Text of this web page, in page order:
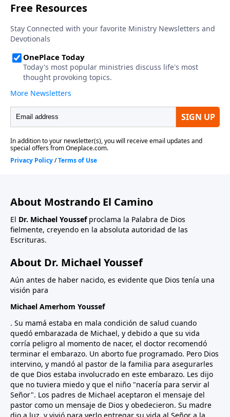
About Mostrando El Camino
El Dr. Michael Youssef proclama la Palabra de Dios
fielmente, creyendo en la absoluta autoridad de las
Escrituras.
About Dr. Michael Youssef
Aún antes de haber nacido, es evidente que Dios tenía una
visión para
Michael Amerhom Youssef
. Su mamá estaba en mala condición de salud cuando
quedó embarazada de Michael, y debido a que su vida
corría peligro al momento de nacer, el doctor recomendó
terminar el embarazo. Un aborto fue programado. Pero Dios
intervino, y mandó al pastor de la familia para asegurarles
de que Dios estaba involucrado en este embarazo. Les dijo
que no tuviera miedo y que el niño "nacería para servir al
Señor". Los padres de Michael aceptaron el mensaje del
pastor como un mensaje de Dios y obedecieron. Su madre